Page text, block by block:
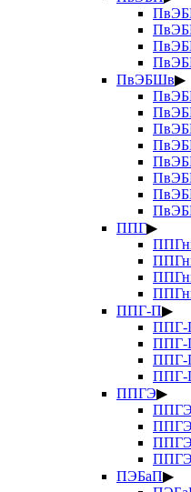
ПвЭБШв▶
ППГ▶
ППГ-П▶
ППГ-
ППГ-
ППГ-
ППГ-
ППГЭ▶
ПЭБаП▶